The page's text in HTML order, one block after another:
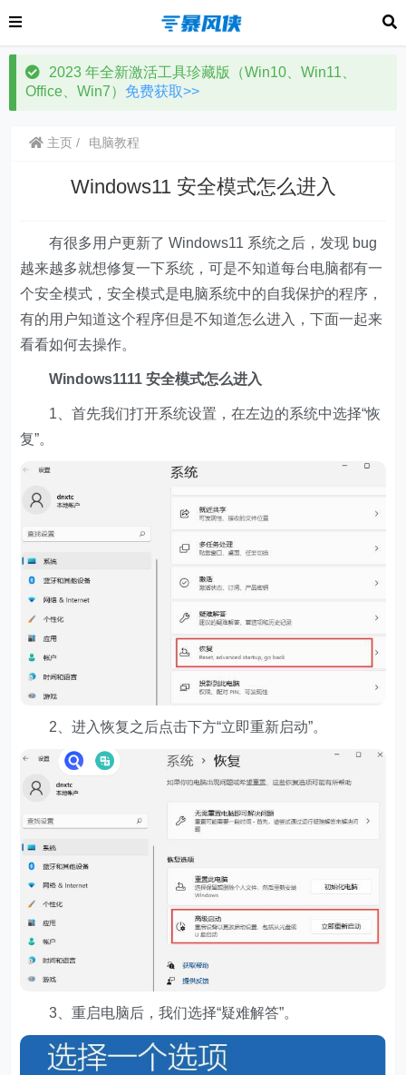
2023 年全新激活工具珍藏版（Win10、Win11、
Office、Win7） 免费获取>>
主页 电脑教程
Windows11 安全模式怎么进入
有很多用户更新了 Windows11 系统之后，发现 bug
越来越多就想修复一下系统，可是不知道每台电脑都有一
个安全模式，安全模式是电脑系统中的自我保护的程序，
有的用户知道这个程序但是不知道怎么进入，下面一起来
看看如何去操作。
Windows1111 安全模式怎么进入
1、首先我们打开系统设置，在左边的系统中选择“恢
复”。
2、进入恢复之后点击下方“立即重新启动”。
3、重启电脑后，我们选择“疑难解答”。